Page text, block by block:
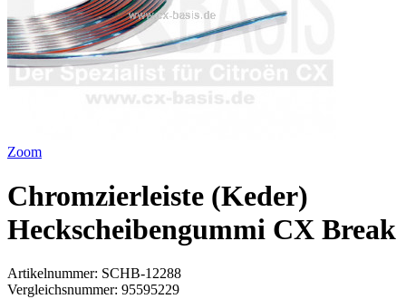
Zoom
Chromzierleiste (Keder)
Heckscheibengummi CX Break
Artikelnummer: SCHB-12288
Vergleichsnummer: 95595229